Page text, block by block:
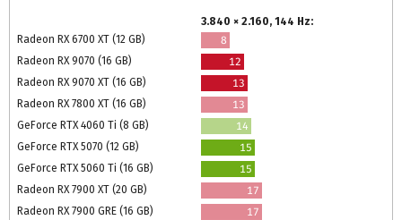
3.840 × 2.160, 144 Hz:
Radeon RX 6700 XT (12 GB)
8
Radeon RX 9070 (16 GB)
12
Radeon RX 9070 XT (16 GB)
13
Radeon RX 7800 XT (16 GB)
13
GeForce RTX 4060 Ti (8 GB)
14
GeForce RTX 5070 (12 GB)
15
GeForce RTX 5060 Ti (16 GB)
15
Radeon RX 7900 XT (20 GB)
17
Radeon RX 7900 GRE (16 GB)
17